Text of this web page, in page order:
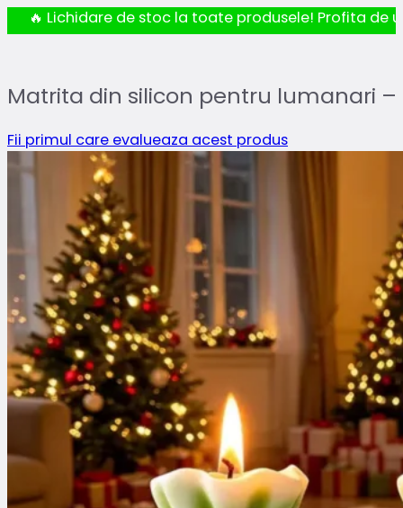
🔥 Lichidare de stoc la toate produsele! Profita de
Matrita din silicon pentru lumanari –
Fii primul care evalueaza acest produs